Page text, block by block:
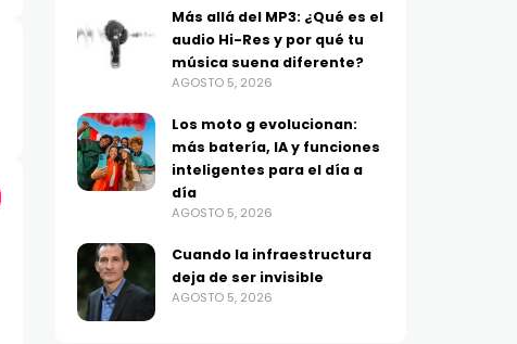
Más allá del MP3: ¿Qué es el
audio Hi-Res y por qué tu
música suena diferente?
AGOSTO 5, 2026
Los moto g evolucionan:
más batería, IA y funciones
inteligentes para el día a
día
AGOSTO 5, 2026
Cuando la infraestructura
deja de ser invisible
AGOSTO 5, 2026